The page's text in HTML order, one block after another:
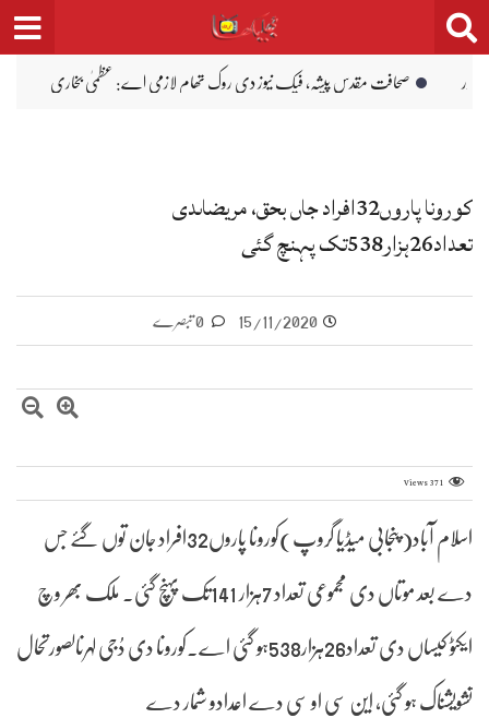
تھام لازمی اے: عظمیٰ بخاری سینیٹ کمیٹی دا کے پی ٹینڈرنگ بے قاعدگیاں
کورونا پاروں32افراد جاں بحق، مریضاںدی
تعداد26ہزار538تک پہنچ گئی
15/11/2020
Views371
اسلام آباد( پنجابی میڈیا گروپ)کورونا پاروں32افراد جان توں گئے جس
دے بعد موتاں دی مجموعی تعداد 7ہزار 141تک پہنچ گئی۔ ملک بھر وچ
ایکٹو کیساں دی تعداد26ہزار538ہو گئی اے۔کورونا دی دُجی لہرنالصورتحال
تشویشناک ہو گئی، این سی او سی دے اعدادو شمار دے